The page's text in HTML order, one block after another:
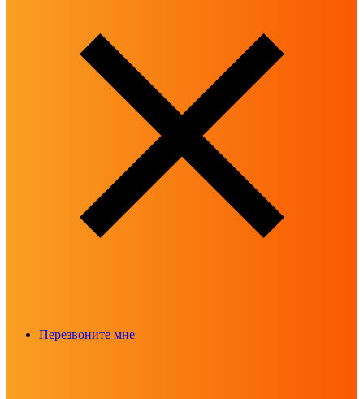
Перезвоните мне